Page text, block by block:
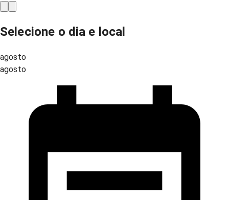
Selecione o dia e local
agosto
agosto